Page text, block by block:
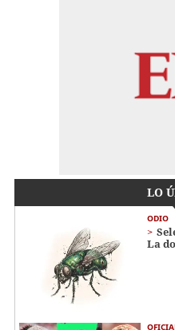
LO
ODIO
La